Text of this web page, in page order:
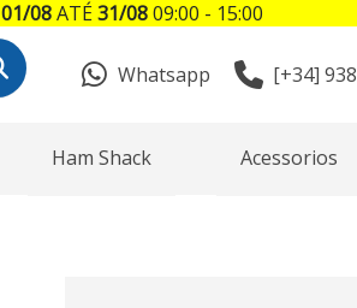
Whatsapp [+34]
Ham Shack Acessorios
01/08ATÉ31/0809:00 - 15:00